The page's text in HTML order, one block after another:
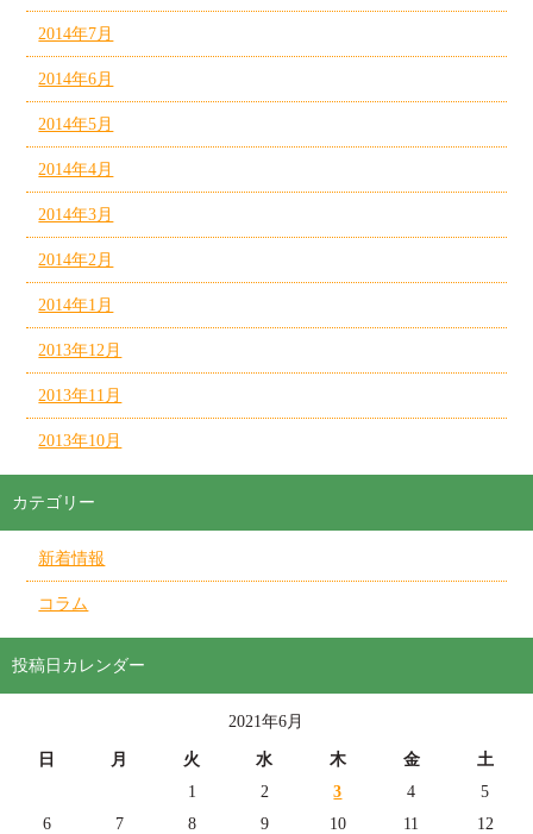
2014年7月
2014年6月
2014年5月
2014年4月
2014年3月
2014年2月
2014年1月
2013年12月
2013年11月
2013年10月
カテゴリー
新着情報
コラム
投稿日カレンダー
2021年6月
日 月 火 水 木 金
土
1
2 3 4
5
6
7 8 9 10 11 12